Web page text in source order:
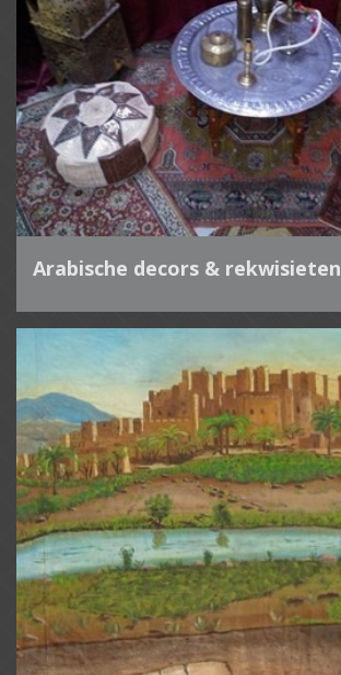
Arabische decors & rekwisieten